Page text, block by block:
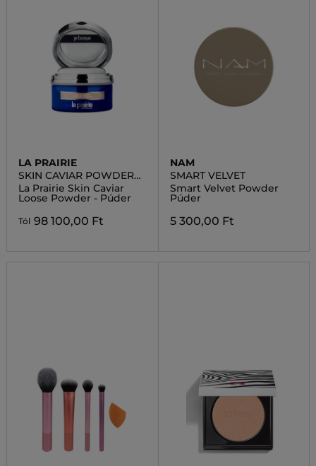
LA PRAIRIE
SKIN CAVIAR POWDER
FOUNDATION
La Prairie Skin Caviar
Loose Powder - Púder
Tól 98 100,00 Ft
NAM
SMART VELVET
Smart Velvet Powder
Púder
5 300,00 Ft